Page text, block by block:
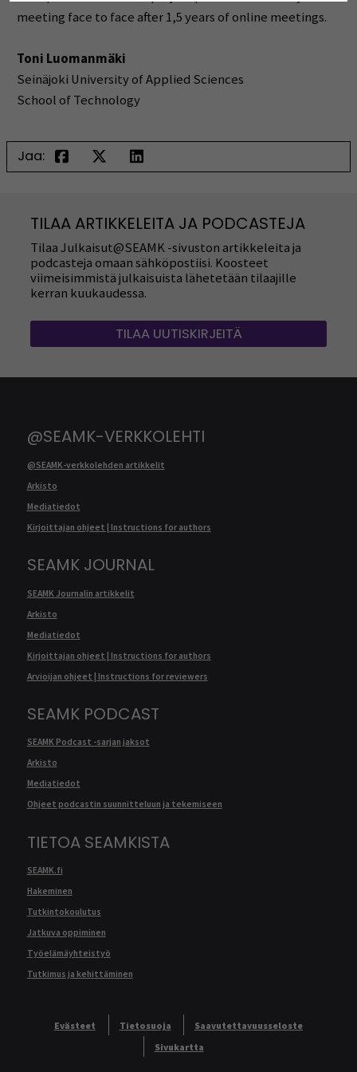
meeting face to face after 1,5 years of online meetings.
Toni Luomanmäki
Seinäjoki University of Applied Sciences
School of Technology
Jaa:
TILAA ARTIKKELEITA JA PODCASTEJA
Tilaa Julkaisut@SEAMK -sivuston artikkeleita ja
podcasteja omaan sähköpostiisi. Koosteet
viimeisimmistä julkaisuista lähetetään tilaajille
kerran kuukaudessa.
TILAA UUTISKIRJEITÄ
@SEAMK-VERKKOLEHTI
@SEAMK-verkkolehden artikkelit
Arkisto
Mediatiedot
Kirjoittajan ohjeet | Instructions for authors
SEAMK JOURNAL
SEAMK Journalin artikkelit
Arkisto
Mediatiedot
Kirjoittajan ohjeet | Instructions for authors
Arvioijan ohjeet | Instructions for reviewers
SEAMK PODCAST
SEAMK Podcast -sarjan jaksot
Arkisto
Mediatiedot
Ohjeet podcastin suunnitteluun ja tekemiseen
TIETOA SEAMKISTA
SEAMK.fi
Hakeminen
Tutkintokoulutus
Jatkuva oppiminen
Työelämäyhteistyö
Tutkimus ja kehittäminen
Evästeet Tietosuoja
Saavutettavuusseloste
Sivukartta